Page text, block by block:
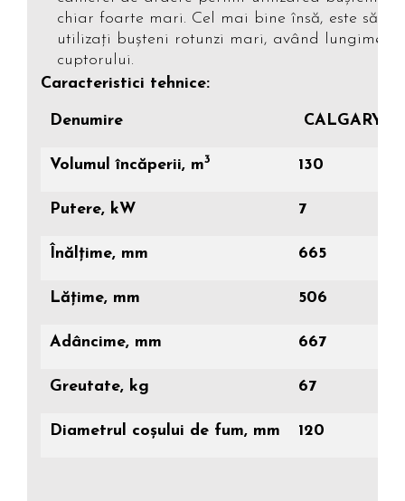
chiar foarte mari. Cel mai bine însă, este să fie
utilizaţi buşteni rotunzi mari, având lungimea
cuptorului.
Caracteristici tehnice:
Denumire CALGARY
Volumul încăperii, m3 130
Putere, kW 7
Înălțime, mm 665
Lățime, mm 506
Adâncime, mm 667
Greutate, kg 67
Diametrul coșului de fum, mm 120